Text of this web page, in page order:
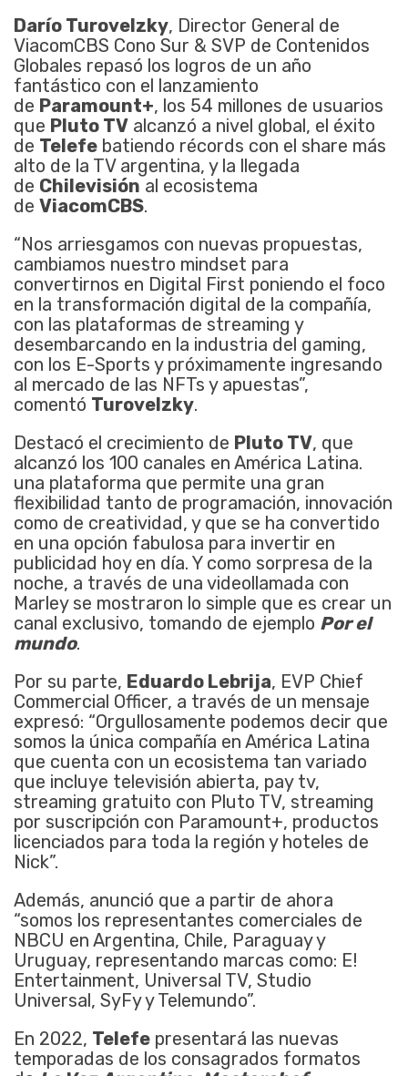
Darío Turovelzky, Director General de
ViacomCBS Cono Sur & SVP de Contenidos
Globales repasó los logros de un año
fantástico con el lanzamiento
de Paramount+, los 54 millones de usuarios
que Pluto TV alcanzó a nivel global, el éxito
de Telefe batiendo récords con el share más
alto de la TV argentina, y la llegada
de Chilevisión al ecosistema
de ViacomCBS.
“Nos arriesgamos con nuevas propuestas,
cambiamos nuestro mindset para
convertirnos en Digital First poniendo el foco
en la transformación digital de la compañía,
con las plataformas de streaming y
desembarcando en la industria del gaming,
con los E-Sports y próximamente ingresando
al mercado de las NFTs y apuestas”,
comentó Turovelzky.
Destacó el crecimiento de Pluto TV, que
alcanzó los 100 canales en América Latina.
una plataforma que permite una gran
flexibilidad tanto de programación, innovación
como de creatividad, y que se ha convertido
en una opción fabulosa para invertir en
publicidad hoy en día. Y como sorpresa de la
noche, a través de una videollamada con
Marley se mostraron lo simple que es crear un
canal exclusivo, tomando de ejemplo Por el
mundo.
Por su parte, Eduardo Lebrija, EVP Chief
Commercial Officer, a través de un mensaje
expresó: “Orgullosamente podemos decir que
somos la única compañía en América Latina
que cuenta con un ecosistema tan variado
que incluye televisión abierta, pay tv,
streaming gratuito con Pluto TV, streaming
por suscripción con Paramount+, productos
licenciados para toda la región y hoteles de
Nick”.
Además, anunció que a partir de ahora
“somos los representantes comerciales de
NBCU en Argentina, Chile, Paraguay y
Uruguay, representando marcas como: E!
Entertainment, Universal TV, Studio
Universal, SyFy y Telemundo”.
En 2022, Telefe presentará las nuevas
temporadas de los consagrados formatos